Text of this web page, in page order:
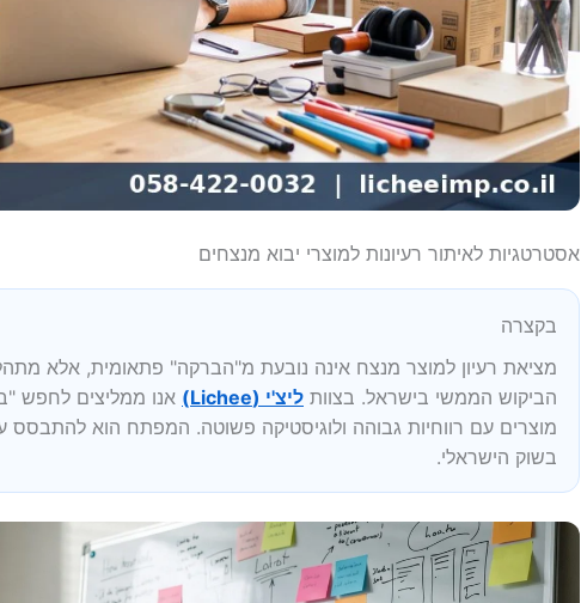
אסטרטגיות לאיתור רעיונות למוצרי יבוא מנצחים
בקצרה
מציאת רעיון למוצר מנצח אינה נובעת מ"הברקה" פתאומית, אלא
הביקוש הממשי בישראל. בצוות ליצ'י (Lichee)
אנו ממליצים לחפש
מוצרים עם רווחיות גבוהה ולוגיסטיקה פשוטה. המפתח הוא להתבסס
בשוק הישראלי.